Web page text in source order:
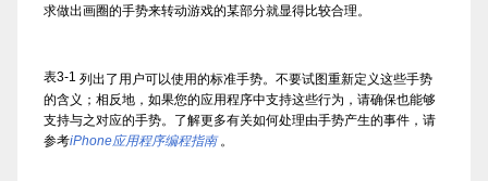
求做出画圈的手势来转动游戏的某部分就显得比较合理。
表3-1 列出了用户可以使用的标准手势。不要试图重新定义这些手势
的含义；相反地，如果您的应用程序中支持这些行为，请确保也能够
支持与之对应的手势。了解更多有关如何处理由手势产生的事件，请
参考iPhone应用程序编程指南 。